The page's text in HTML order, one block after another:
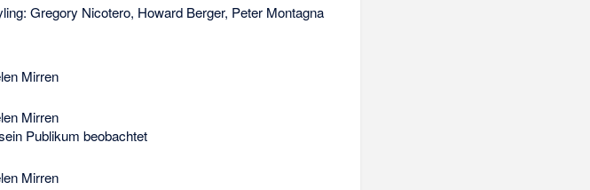
Gregory Nicotero, Howard Berger, Peter Montagna
Mirren
Mirren
Publikum beobachtet
Mirren